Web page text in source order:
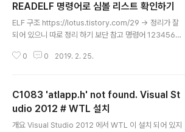
READELF 명령어로 심볼 리스트 확인하기
ELF 구조 https://lotus.tistory.com/29 -> 정리가 잘
되어 있으니 따로 정리 하기 보단 참고 명령어 12345678
82930313233343536373839 Usage: readelf e
nt to: -h -l -S -s -r -d -V -A -I -h --file-header Di
splay the ELF file header -l --program-headers
Display the program headers --segments An..
0 0 2019. 2. 25.
C1083 'atlapp.h' not found. Visual St
udio 2012 # WTL 설치
개요 Visual Studio 2012 에서 WTL 이 설치 되어 있지